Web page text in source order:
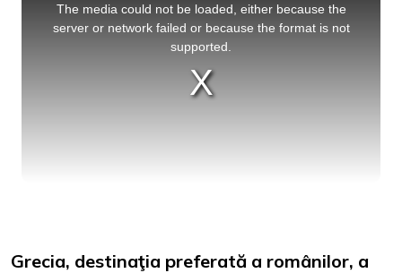
The media could not be loaded, either because the
server or network failed or because the format is not
supported.
Grecia, destinaţia preferată a românilor, a